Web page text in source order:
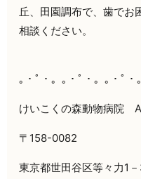
丘、田園調布で、歯でお
相談ください。
｡・ﾟ・。｡・ﾟ・。｡・ﾟ・
けいこくの森動物病院
〒158-0082
東京都世田谷区等々力1